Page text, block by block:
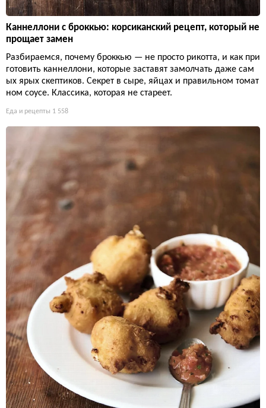
Каннеллони с броккью: корсиканский рецепт, который не
прощает замен
Разбираемся, почему броккью — не просто рикотта, и как при
готовить каннеллони, которые заставят замолчать даже сам
ых ярых скептиков. Секрет в сыре, яйцах и правильном томат
ном соусе. Классика, которая не стареет.
Еда и рецепты 1 558